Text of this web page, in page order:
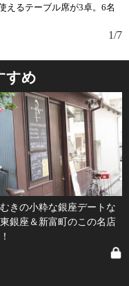
えるテーブル席が3卓。6名
1/7
すめ
きの小粋な銀座デートな
銀座＆新富町のこの名店